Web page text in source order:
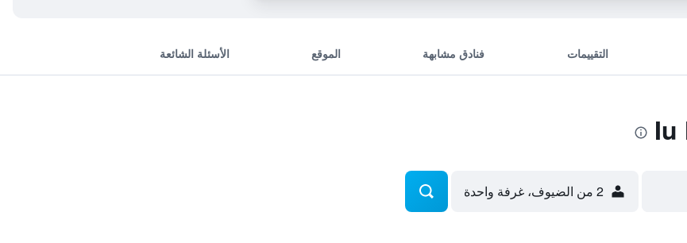
التقييمات فنادق مشابهة الموقع الأسئلة الشائعة
2 من الضيوف، غرفة واحدة